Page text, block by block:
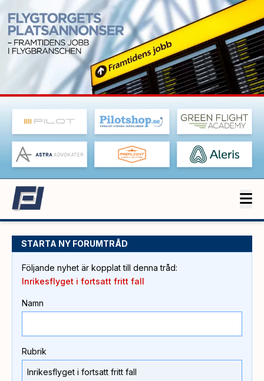
STARTA NY FORUMTRÅD
Följande nyhet är kopplat till denna tråd:
Inrikesflyget i fortsatt fritt fall
Namn
Rubrik